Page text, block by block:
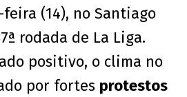
(14), no Santiago
rodada de La Liga.
positivo, o clima no
por fortes protestos